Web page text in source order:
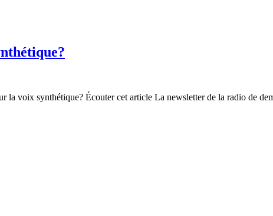
voix synthétique? Écouter cet article La newsletter de la radio de